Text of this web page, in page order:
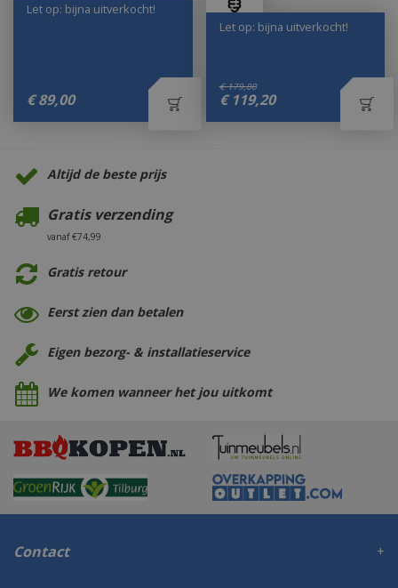
€ 89,00
Let op: bijna uitverkocht!
€ 179,00
€ 119,20
Let op: bijna uitverkocht!
Altijd de beste prijs
Gratis verzending
vanaf €74,99
Gratis retour
Eerst zien dan betalen
Eigen bezorg- & installatieservice
We komen wanneer het jou uitkomt
Contact